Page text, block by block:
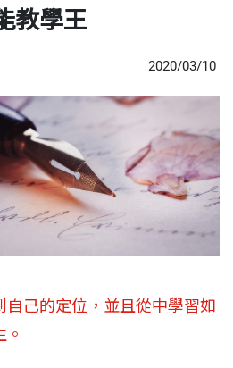
教學王
2020/03/10
己的定位，並且從中學習如